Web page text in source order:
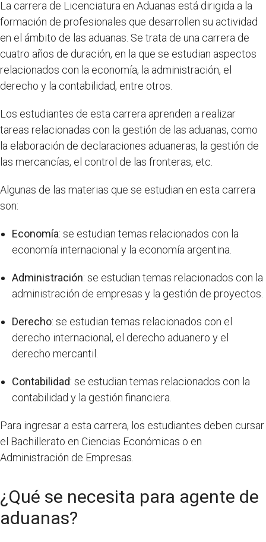
La carrera de Licenciatura en Aduanas está dirigida a la
formación de profesionales que desarrollen su actividad
en el ámbito de las aduanas. Se trata de una carrera de
cuatro años de duración, en la que se estudian aspectos
relacionados con la economía, la administración, el
derecho y la contabilidad, entre otros.
Los estudiantes de esta carrera aprenden a realizar
tareas relacionadas con la gestión de las aduanas, como
la elaboración de declaraciones aduaneras, la gestión de
las mercancías, el control de las fronteras, etc.
Algunas de las materias que se estudian en esta carrera
son:
Economía: se estudian temas relacionados con la
economía internacional y la economía argentina.
Administración: se estudian temas relacionados con la
administración de empresas y la gestión de proyectos.
Derecho: se estudian temas relacionados con el
derecho internacional, el derecho aduanero y el
derecho mercantil.
Contabilidad: se estudian temas relacionados con la
contabilidad y la gestión financiera.
Para ingresar a esta carrera, los estudiantes deben cursar
el Bachillerato en Ciencias Económicas o en
Administración de Empresas.
¿Qué se necesita para agente de
aduanas?